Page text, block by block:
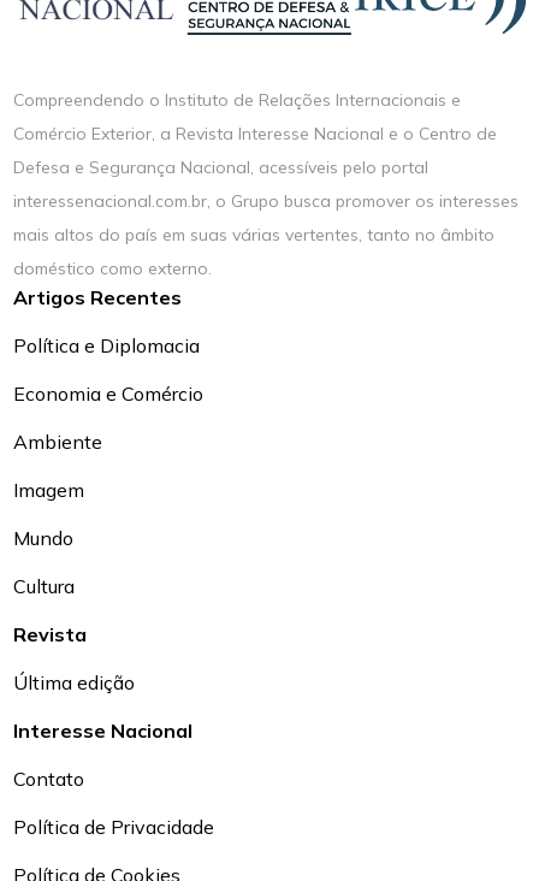
Compreendendo o Instituto de Relações Internacionais e
Comércio Exterior, a Revista Interesse Nacional e o Centro de
Defesa e Segurança Nacional, acessíveis pelo portal
interessenacional.com.br, o Grupo busca promover os interesses
mais altos do país em suas várias vertentes, tanto no âmbito
doméstico como externo.
Artigos Recentes
Política e Diplomacia
Economia e Comércio
Ambiente
Imagem
Mundo
Cultura
Revista
Última edição
Interesse Nacional
Contato
Política de Privacidade
Política de Cookies